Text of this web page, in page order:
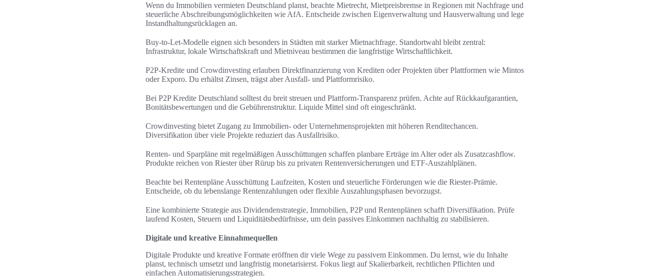
Wenn du Immobilien vermieten Deutschland planst, beachte Mietrecht, Mietpreisbremse in Regionen mit Nachfrage und
steuerliche Abschreibungsmöglichkeiten wie AfA. Entscheide zwischen Eigenverwaltung und Hausverwaltung und lege
Instandhaltungsrücklagen an.
Buy-to-Let-Modelle eignen sich besonders in Städten mit starker Mietnachfrage. Standortwahl bleibt zentral:
Infrastruktur, lokale Wirtschaftskraft und Mietniveau bestimmen die langfristige Wirtschaftlichkeit.
P2P-Kredite und Crowdinvesting erlauben Direktfinanzierung von Krediten oder Projekten über Plattformen wie Mintos
oder Exporo. Du erhältst Zinsen, trägst aber Ausfall- und Plattformrisiko.
Bei P2P Kredite Deutschland solltest du breit streuen und Plattform-Transparenz prüfen. Achte auf Rückkaufgarantien,
Bonitätsbewertungen und die Gebührenstruktur. Liquide Mittel sind oft eingeschränkt.
Crowdinvesting bietet Zugang zu Immobilien- oder Unternehmensprojekten mit höheren Renditechancen.
Diversifikation über viele Projekte reduziert das Ausfallrisiko.
Renten- und Sparpläne mit regelmäßigen Ausschüttungen schaffen planbare Erträge im Alter oder als Zusatzcashflow.
Produkte reichen von Riester über Rürup bis zu privaten Rentenversicherungen und ETF-Auszahlplänen.
Beachte bei Rentenpläne Ausschüttung Laufzeiten, Kosten und steuerliche Förderungen wie die Riester-Prämie.
Entscheide, ob du lebenslange Rentenzahlungen oder flexible Auszahlungsphasen bevorzugst.
Eine kombinierte Strategie aus Dividendenstrategie, Immobilien, P2P und Rentenplänen schafft Diversifikation. Prüfe
laufend Kosten, Steuern und Liquiditätsbedürfnisse, um dein passives Einkommen nachhaltig zu stabilisieren.
Digitale und kreative Einnahmequellen
Digitale Produkte und kreative Formate eröffnen dir viele Wege zu passivem Einkommen. Du lernst, wie du Inhalte
planst, technisch umsetzt und langfristig monetarisierst. Fokus liegt auf Skalierbarkeit, rechtlichen Pflichten und
einfachen Automatisierungsstrategien.